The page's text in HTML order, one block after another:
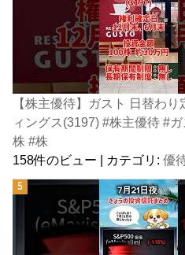
【株主優待】ガスト 日替わ
ィングス(3197) #株主優待 #
株 #株
158件のビュー | カテゴリ:優